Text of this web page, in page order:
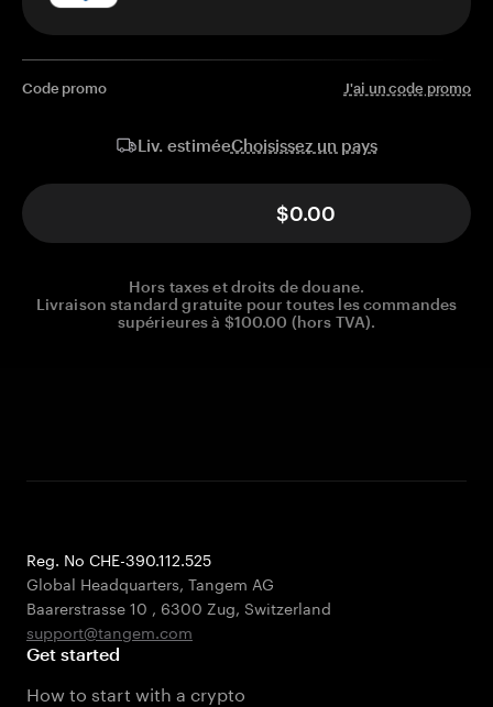
Code promo J'ai un code promo
Liv. estiméeChoisissez un pays
$0.00
Hors taxes et droits de douane.
Livraison standard gratuite pour toutes les commandes
supérieures à $100.00 (hors TVA).
Reg. No CHE-390.112.525
Global Headquarters, Tangem AG
Baarerstrasse 10 , 6300 Zug, Switzerland
support@tangem.com
Get started
How to start with a crypto